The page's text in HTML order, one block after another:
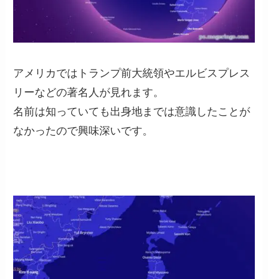
アメリカではトランプ前大統領やエルビスプレス
リーなどの著名人が見れます。
名前は知っていても出身地までは意識したことが
なかったので興味深いです。